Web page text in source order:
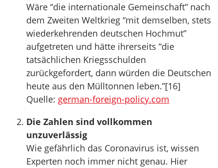
Wäre “die internationale Gemeinschaft” nach
dem Zweiten Weltkrieg “mit demselben, stets
wiederkehrenden deutschen Hochmut”
aufgetreten und hätte ihrerseits “die
tatsächlichen Kriegsschulden
zurückgefordert, dann würden die Deutschen
heute aus den Mülltonnen leben.”[16]
Quelle: german-foreign-policy.com
Die Zahlen sind vollkommen
unzuverlässig
Wie gefährlich das Coronavirus ist, wissen
Experten noch immer nicht genau. Hier